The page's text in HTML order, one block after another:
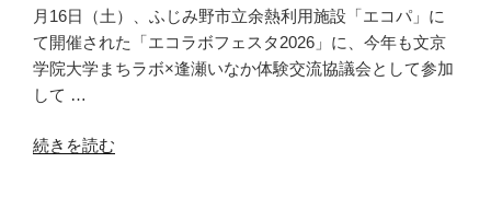
月16日（土）、ふじみ野市立余熱利用施設「エコパ」に
て開催された「エコラボフェスタ2026」に、今年も文京
学院大学まちラボ×逢瀬いなか体験交流協議会として参加
して …
“【開
続きを読む